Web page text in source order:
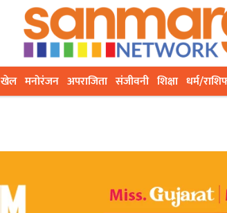
खेल मनोरंजन अपराजिता संजीवनी शिक्षा धर्म/